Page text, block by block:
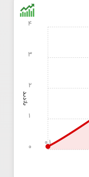
بازدید
0.1
0
1
2
3
4